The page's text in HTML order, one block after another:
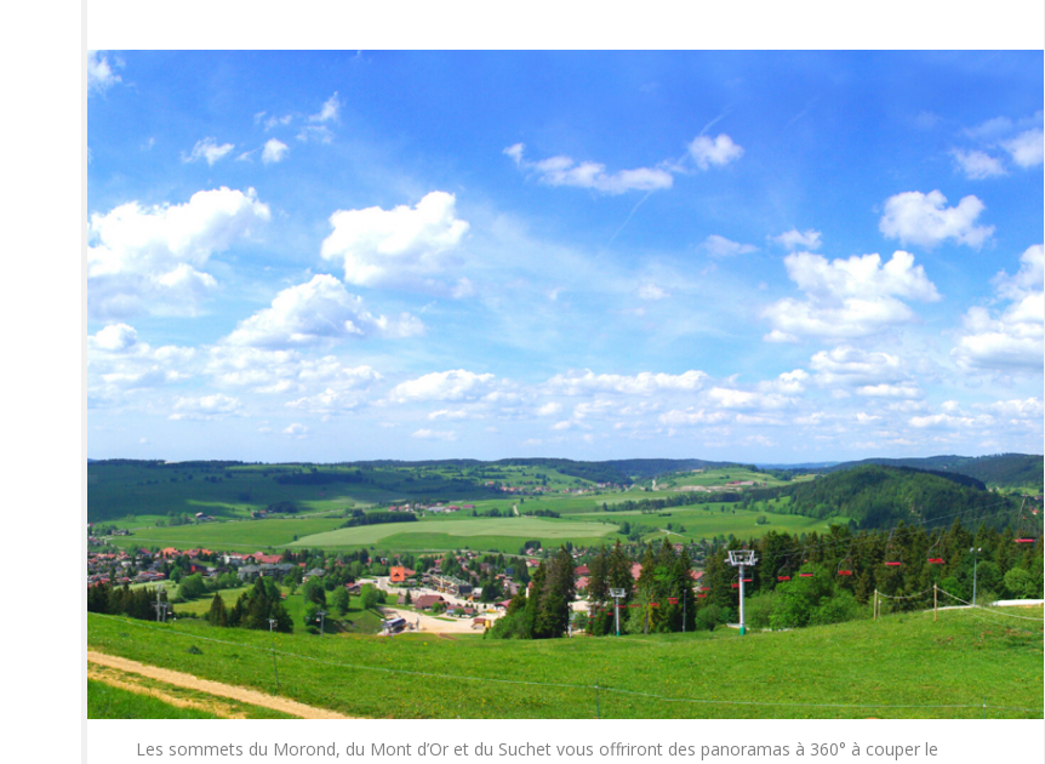
Les sommets du Morond, du Mont d’Or et du Suchet vous offriront des panoramas à 360° à couper le